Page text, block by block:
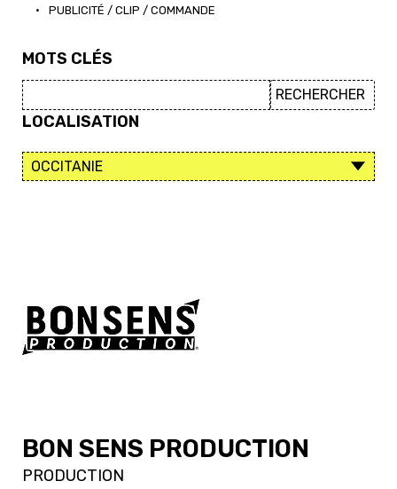
• PUBLICITÉ / CLIP / COMMANDE
MOTS CLÉS
LOCALISATION
BON SENS PRODUCTION
PRODUCTION